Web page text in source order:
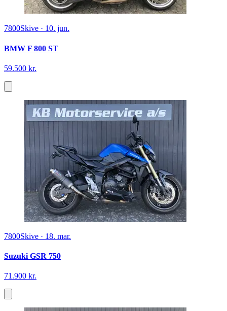
7800Skive · 10. jun.
BMW F 800 ST
59.500 kr.
7800Skive · 18. mar.
Suzuki GSR 750
71.900 kr.